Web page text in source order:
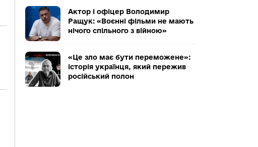
Актор і офіцер Володимир
Ращук: «Воєнні фільми не мають
нічого спільного з війною»
«Це зло має бути переможене»:
історія українця, який пережив
російський полон